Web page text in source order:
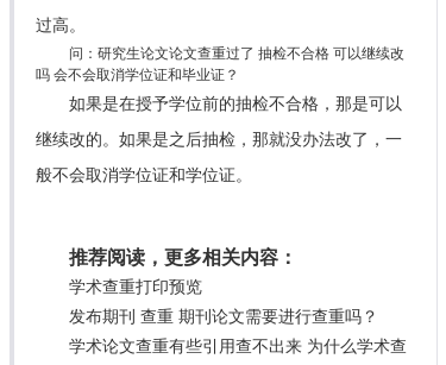
过高。
问：研究生论文论文查重过了 抽检不合格 可以继续改
吗 会不会取消学位证和毕业证？
如果是在授予学位前的抽检不合格，那是可以
继续改的。如果是之后抽检，那就没办法改了，一
般不会取消学位证和学位证。
推荐阅读，更多相关内容：
学术查重打印预览
发布期刊 查重 期刊论文需要进行查重吗？
学术论文查重有些引用查不出来 为什么学术查